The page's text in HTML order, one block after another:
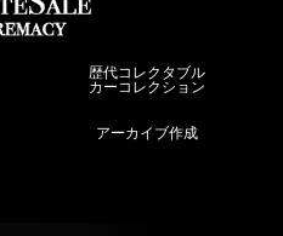
歴代コレクタブル
カーコレクション
アーカイブ作成